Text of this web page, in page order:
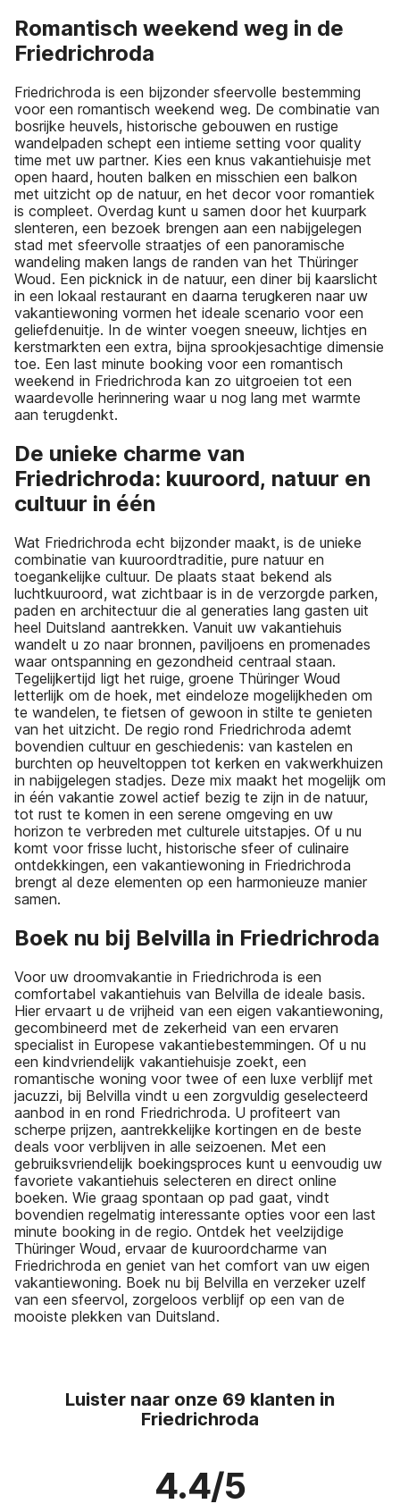
Romantisch weekend weg in de
Friedrichroda
Friedrichroda is een bijzonder sfeervolle bestemming
voor een romantisch weekend weg. De combinatie van
bosrijke heuvels, historische gebouwen en rustige
wandelpaden schept een intieme setting voor quality
time met uw partner. Kies een knus vakantiehuisje met
open haard, houten balken en misschien een balkon
met uitzicht op de natuur, en het decor voor romantiek
is compleet. Overdag kunt u samen door het kuurpark
slenteren, een bezoek brengen aan een nabijgelegen
stad met sfeervolle straatjes of een panoramische
wandeling maken langs de randen van het Thüringer
Woud. Een picknick in de natuur, een diner bij kaarslicht
in een lokaal restaurant en daarna terugkeren naar uw
vakantiewoning vormen het ideale scenario voor een
geliefdenuitje. In de winter voegen sneeuw, lichtjes en
kerstmarkten een extra, bijna sprookjesachtige dimensie
toe. Een last minute booking voor een romantisch
weekend in Friedrichroda kan zo uitgroeien tot een
waardevolle herinnering waar u nog lang met warmte
aan terugdenkt.
De unieke charme van
Friedrichroda: kuuroord, natuur en
cultuur in één
Wat Friedrichroda echt bijzonder maakt, is de unieke
combinatie van kuuroordtraditie, pure natuur en
toegankelijke cultuur. De plaats staat bekend als
luchtkuuroord, wat zichtbaar is in de verzorgde parken,
paden en architectuur die al generaties lang gasten uit
heel Duitsland aantrekken. Vanuit uw vakantiehuis
wandelt u zo naar bronnen, paviljoens en promenades
waar ontspanning en gezondheid centraal staan.
Tegelijkertijd ligt het ruige, groene Thüringer Woud
letterlijk om de hoek, met eindeloze mogelijkheden om
te wandelen, te fietsen of gewoon in stilte te genieten
van het uitzicht. De regio rond Friedrichroda ademt
bovendien cultuur en geschiedenis: van kastelen en
burchten op heuveltoppen tot kerken en vakwerkhuizen
in nabijgelegen stadjes. Deze mix maakt het mogelijk om
in één vakantie zowel actief bezig te zijn in de natuur,
tot rust te komen in een serene omgeving en uw
horizon te verbreden met culturele uitstapjes. Of u nu
komt voor frisse lucht, historische sfeer of culinaire
ontdekkingen, een vakantiewoning in Friedrichroda
brengt al deze elementen op een harmonieuze manier
samen.
Boek nu bij Belvilla in Friedrichroda
Voor uw droomvakantie in Friedrichroda is een
comfortabel vakantiehuis van Belvilla de ideale basis.
Hier ervaart u de vrijheid van een eigen vakantiewoning,
gecombineerd met de zekerheid van een ervaren
specialist in Europese vakantiebestemmingen. Of u nu
een kindvriendelijk vakantiehuisje zoekt, een
romantische woning voor twee of een luxe verblijf met
jacuzzi, bij Belvilla vindt u een zorgvuldig geselecteerd
aanbod in en rond Friedrichroda. U profiteert van
scherpe prijzen, aantrekkelijke kortingen en de beste
deals voor verblijven in alle seizoenen. Met een
gebruiksvriendelijk boekingsproces kunt u eenvoudig uw
favoriete vakantiehuis selecteren en direct online
boeken. Wie graag spontaan op pad gaat, vindt
bovendien regelmatig interessante opties voor een last
minute booking in de regio. Ontdek het veelzijdige
Thüringer Woud, ervaar de kuuroordcharme van
Friedrichroda en geniet van het comfort van uw eigen
vakantiewoning. Boek nu bij Belvilla en verzeker uzelf
van een sfeervol, zorgeloos verblijf op een van de
mooiste plekken van Duitsland.
Luister naar onze 69 klanten in
Friedrichroda
4.4/5